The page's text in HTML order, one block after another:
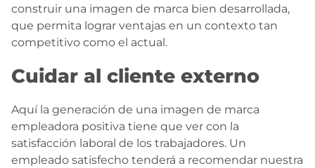
construir una imagen de marca bien desarrollada,
que permita lograr ventajas en un contexto tan
competitivo como el actual.
Cuidar al cliente externo
Aquí la generación de una imagen de marca
empleadora positiva tiene que ver con la
satisfacción laboral de los trabajadores. Un
empleado satisfecho tenderá a recomendar nuestra